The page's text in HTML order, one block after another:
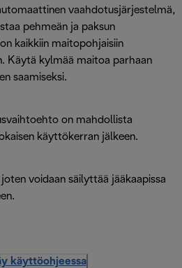
vaahdotusjärjestelmä,
pehmeän ja paksun
kaikkiin maitopohjaisiin
Käytä kylmää maitoa parhaan
saamiseksi.
on mahdollista
käyttökerran jälkeen.
voidaan säilyttää jääkaapissa
käyttöohjeessa